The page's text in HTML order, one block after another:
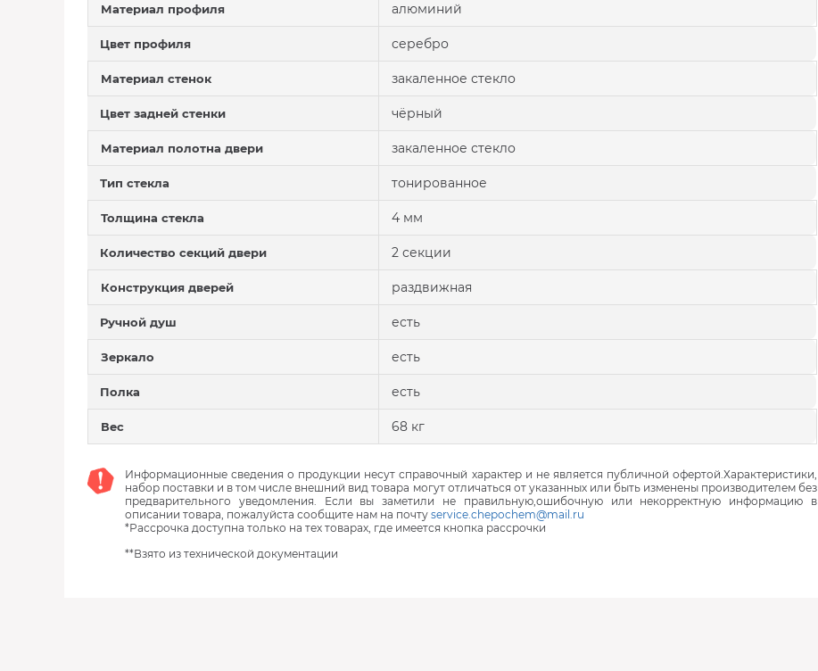
Материал профиля алюминий
Цвет профиля серебро
Материал стенок закаленное стекло
Цвет задней стенки чёрный
Материал полотна двери закаленное стекло
Тип стекла тонированное
Толщина стекла 4 мм
Количество секций двери 2 секции
Конструкция дверей раздвижная
Ручной душ есть
Зеркало есть
Полка есть
Вес 68 кг
Информационные сведения о продукции несут справочный характер и не является публичной офертой.Характеристики,
набор поставки и в том числе внешний вид товара могут отличаться от указанных или быть изменены производителем без
предварительного уведомления. Если вы заметили не правильную,ошибочную или некорректную информацию в
описании товара, пожалуйста сообщите нам на почту service.chepochem@mail.ru
*Рассрочка доступна только на тех товарах, где имеется кнопка рассрочки
**Взято из технической документации